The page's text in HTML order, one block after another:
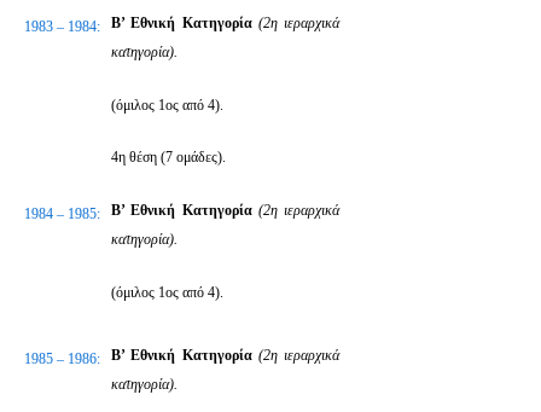
1983 – 1984: Β’ Εθνική Κατηγορία(2η ιεραρχικά
κατηγορία).
(όμιλος 1ος από 4).
4η θέση (7 ομάδες).
1984 – 1985: Β’ Εθνική Κατηγορία(2η ιεραρχικά
κατηγορία).
(όμιλος 1ος από 4).
1985 – 1986: Β’ Εθνική Κατηγορία(2η ιεραρχικά
κατηγορία).